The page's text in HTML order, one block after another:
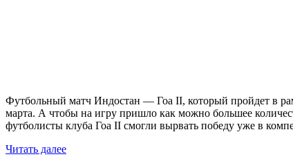
Футбольный матч Индостан — Гоа II, который пройдет в
марта. А чтобы на игру пришло как можно большее
футболисты клуба Гоа II смогли вырвать победу уже в
Читать далее